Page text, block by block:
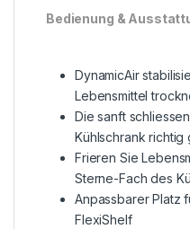
Bedienung &
DynamicAir
Lebensmittel
Die sanft
Kühlschrank richtig
Frieren Sie
Sterne-Fach des
Anpassbarer Platz
FlexiShelf